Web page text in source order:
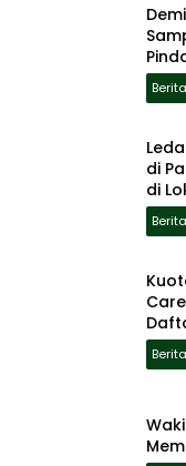
Berita
di
di
Berita
Berita